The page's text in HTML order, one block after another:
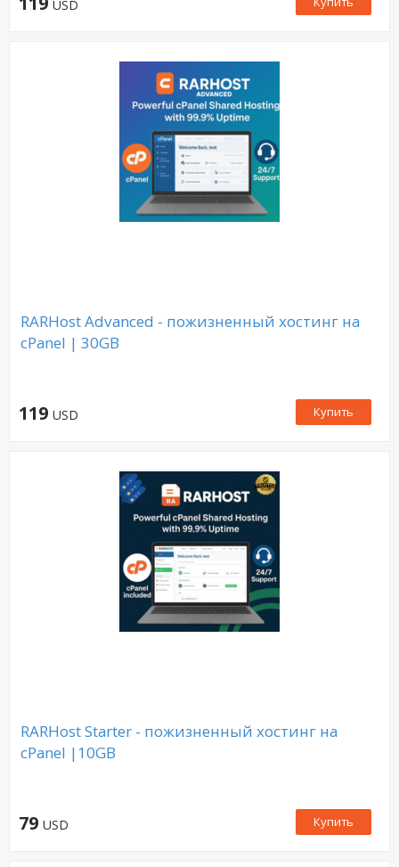
USD
RARHost Advanced - пожизненный хостинг на
cPanel | 30GB
119 USD Купить
RARHost Starter - пожизненный хостинг на
cPanel |10GB
79 USD Купить